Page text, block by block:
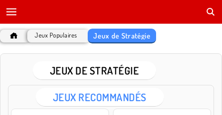
Jeux Populaires Jeux de Stratégie
JEUX DE STRATÉGIE
JEUX RECOMMANDÉS